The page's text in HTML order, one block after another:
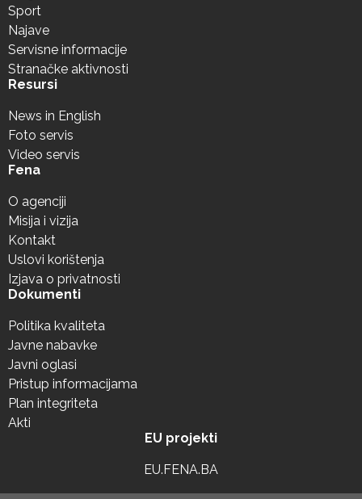
Sport
Najave
Servisne informacije
Stranačke aktivnosti
Resursi
News in English
Foto servis
Video servis
Fena
O agenciji
Misija i vizija
Kontakt
Uslovi korištenja
Izjava o privatnosti
Dokumenti
Politika kvaliteta
Javne nabavke
Javni oglasi
Pristup informacijama
Plan integriteta
Akti
EU projekti
EU.FENA.BA